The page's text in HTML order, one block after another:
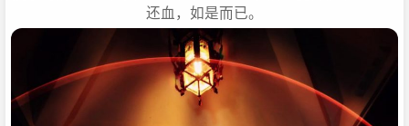
还血，如是而已。